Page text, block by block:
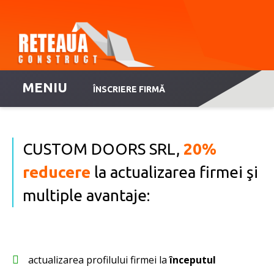
MENIU ÎNSCRIERE FIRMĂ
CUSTOM DOORS SRL, 20%
reducere la actualizarea firmei şi
multiple avantaje:
actualizarea profilului firmei laînceputul